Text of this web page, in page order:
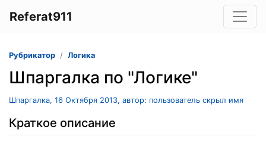
Referat911
Рубрикатор Логика
Шпаргалка по "Логике"
Шпаргалка, 16 Октября 2013, автор: пользователь скрыл имя
Краткое описание